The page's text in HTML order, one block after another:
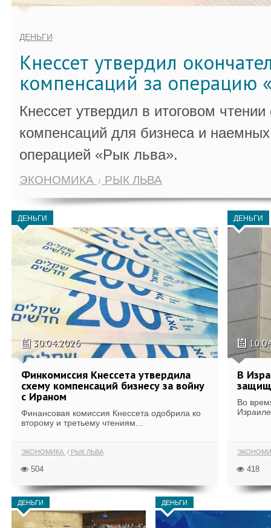
ДЕНЬГИ
Кнессет утвердил
компенсаций за операцию
Кнессет утвердил в итоговом
компенсаций для бизнеса и
операцией «Рык льва».
ЭКОНОМИКА РЫК ЛЬВА
ДЕНЬГИ
30.04.2026
Финкомиссия Кнессета утвердила
схему компенсаций бизнесу за войну
с Ираном
Финансовая комиссия Кнессета одобрила ко
второму и третьему чтениям...
ЭКОНОМИКА РЫК ЛЬВА
504
ДЕНЬГИ
В
Во
418
ДЕНЬГИ ДЕНЬГИ